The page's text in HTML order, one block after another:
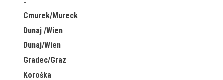
Stalne razstave
Občasne razstave
Gostovanja
E-razstave
Cmurek/Mureck
Dunaj /Wien
Dunaj/Wien
Gradec/Graz
Koroška